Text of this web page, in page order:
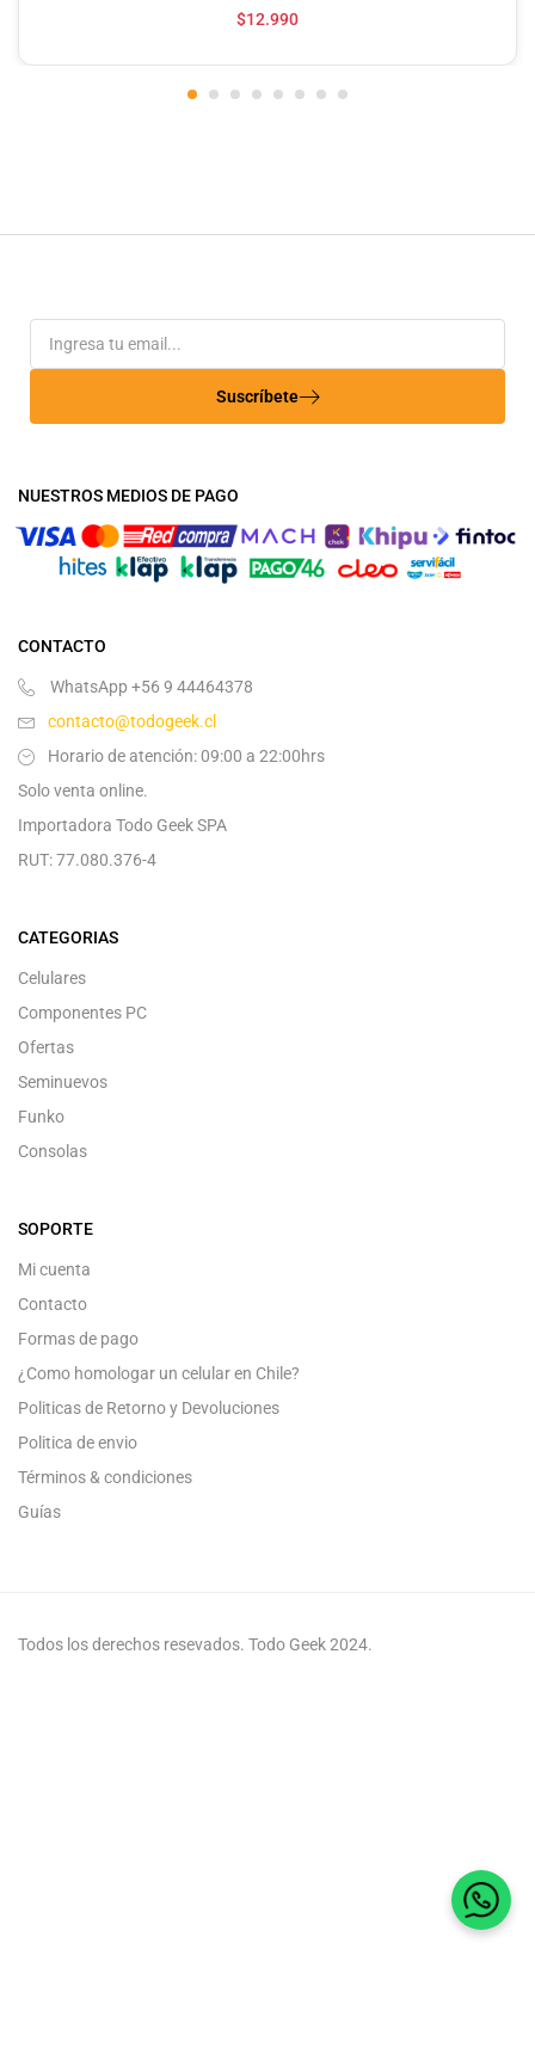
$12.990
Suscríbete
NUESTROS MEDIOS DE PAGO
CONTACTO
WhatsApp +56 9 44464378
contacto@todogeek.cl
Horario de atención: 09:00 a 22:00hrs
Solo venta online.
Importadora Todo Geek SPA
RUT: 77.080.376-4
CATEGORIAS
Celulares
Componentes PC
Ofertas
Seminuevos
Funko
Consolas
SOPORTE
Mi cuenta
Contacto
Formas de pago
¿Como homologar un celular en Chile?
Politicas de Retorno y Devoluciones
Politica de envio
Términos & condiciones
Guías
Todos los derechos resevados. Todo Geek 2024.
Habla